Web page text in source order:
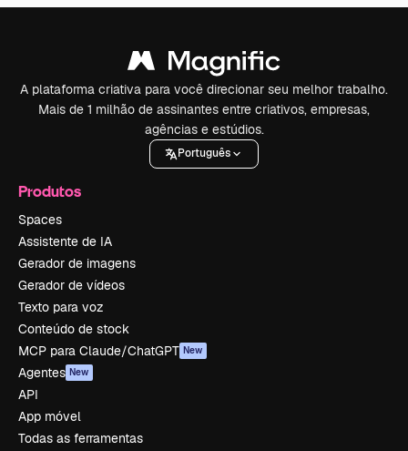
A plataforma criativa para você direcionar seu melhor trabalho.
Mais de 1 milhão de assinantes entre criativos, empresas,
agências e estúdios.
Português
Produtos
Spaces
Assistente de IA
Gerador de imagens
Gerador de vídeos
Texto para voz
Conteúdo de stock
MCP para Claude/ChatGPT New
Agentes New
API
App móvel
Todas as ferramentas